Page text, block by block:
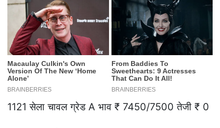
1121 सेला चावल ग्रेड A भाव ₹ 7450/7500 तेजी ₹ 0